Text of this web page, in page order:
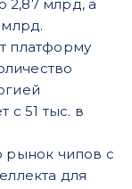
2,87 млрд, а
млрд.
платформу
с 51 тыс. в
рынок чипов с
для